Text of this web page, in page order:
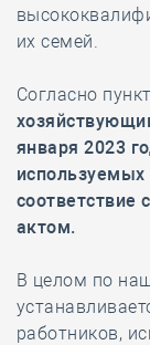
их семей.
Согласно
января 2023
используемых
актом.
В целом по
работников,